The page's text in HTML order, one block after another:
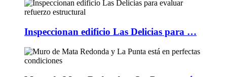
Inspeccionan edificio Las Delicias para …